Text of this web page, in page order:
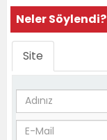
Neler Söylendi?
Site